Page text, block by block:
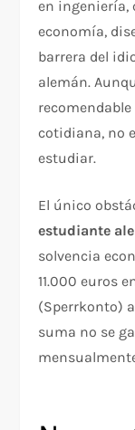
en ingeniería,
economía,
barrera del
alemán.
cotidiana, no
estudiar.
El único
estudiante
solvencia
11.000 euros
(Sperrkonto)
suma no se